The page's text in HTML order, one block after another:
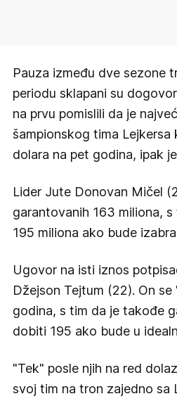
Pauza između dve sezone
periodu sklapani su
na prvu pomislili da je
šampionskog tima Lejkersa
dolara na pet godina, ipak
Lider Jute Donovan Mičel
garantovanih 163 miliona,
195 miliona ako bude
Ugovor na isti iznos
Džejson Tejtum (22). On
godina, s tim da je takođe
dobiti 195 ako bude u
"Tek" posle njih na red
svoj tim na tron zajedno sa